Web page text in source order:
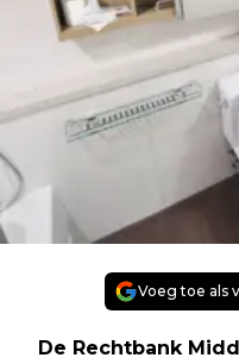
Voeg toe als
De Rechtbank